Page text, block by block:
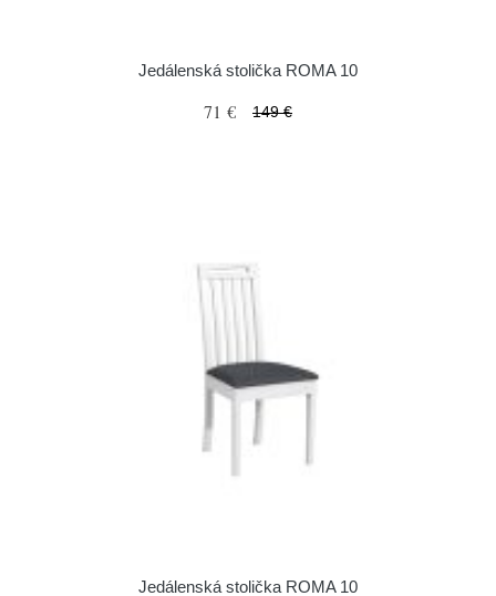
Jedálenská stolička ROMA 10
71 € 149 €
Jedálenská stolička ROMA 10